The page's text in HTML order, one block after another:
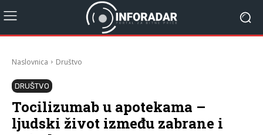
Naslovnica Društvo
DRUŠTVO
Tocilizumab u apotekama –
ljudski život između zabrane i